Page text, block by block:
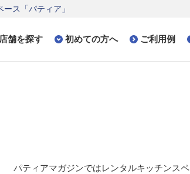
ス「パティア」
店舗を探す 初めての方へ ご利用例
パティアマガジンではレンタルキッチンス